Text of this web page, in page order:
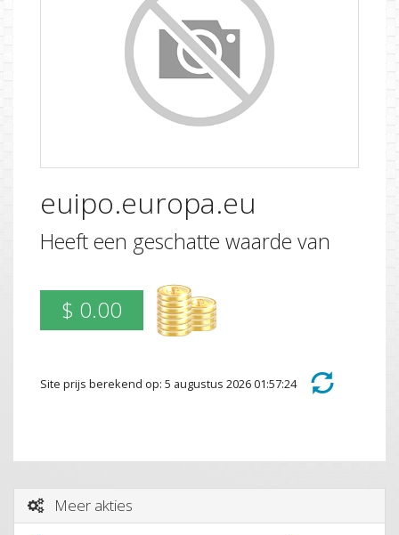
euipo.europa.eu
Heeft een geschatte waarde van
$ 0.00
Site prijs berekend op: 5 augustus 2026 01:57:24
Meer akties